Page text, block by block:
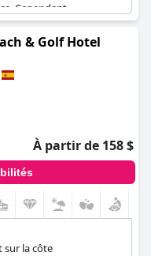
Cependant,
le rendent tout
est joliment
des balcons donnant
clients regrettent de ne
golf, la proximité des
superbes parcours
Dans l'ensemble,
pour des vacances de
de vues infinies sur le
& Golf Hotel
À partir de 158 $
sur la côte